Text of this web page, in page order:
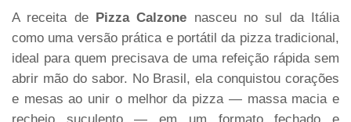
A receita de Pizza Calzone nasceu no sul da Itália
como uma versão prática e portátil da pizza tradicional,
ideal para quem precisava de uma refeição rápida sem
abrir mão do sabor. No Brasil, ela conquistou corações
e mesas ao unir o melhor da pizza — massa macia e